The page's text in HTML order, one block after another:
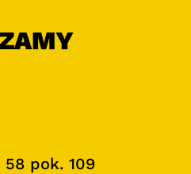
pok. 109